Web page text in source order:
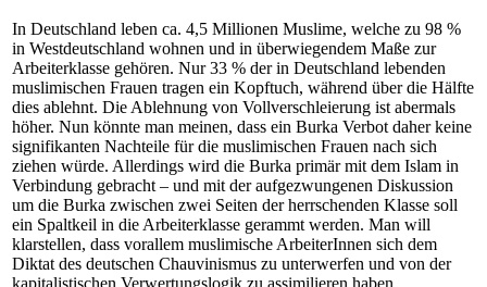
In Deutschland leben ca. 4,5 Millionen Muslime, welche zu 98 %
in Westdeutschland wohnen und in überwiegendem Maße zur
Arbeiterklasse gehören. Nur 33 % der in Deutschland lebenden
muslimischen Frauen tragen ein Kopftuch, während über die Hälfte
dies ablehnt. Die Ablehnung von Vollverschleierung ist abermals
höher. Nun könnte man meinen, dass ein Burka Verbot daher keine
signifikanten Nachteile für die muslimischen Frauen nach sich
ziehen würde. Allerdings wird die Burka primär mit dem Islam in
Verbindung gebracht – und mit der aufgezwungenen Diskussion
um die Burka zwischen zwei Seiten der herrschenden Klasse soll
ein Spaltkeil in die Arbeiterklasse gerammt werden. Man will
klarstellen, dass vorallem muslimische ArbeiterInnen sich dem
Diktat des deutschen Chauvinismus zu unterwerfen und von der
kapitalistischen Verwertungslogik zu assimilieren haben.